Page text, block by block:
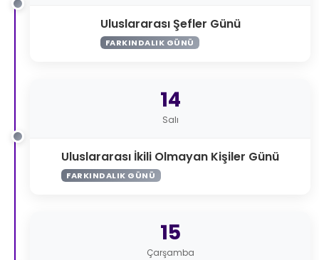
Uluslararası Şefler Günü
FARKINDALIK GÜNÜ
14
Salı
Uluslararası İkili Olmayan Kişiler Günü
FARKINDALIK GÜNÜ
15
Çarşamba